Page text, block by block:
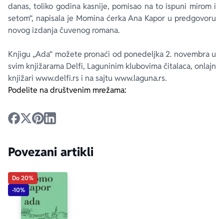
danas, toliko godina kasnije, pomisao na to ispuni mirom i
setom“, napisala je Momina ćerka Ana Kapor u predgovoru
novog izdanja čuvenog romana.
Knjigu „Ada“ možete pronaći od ponedeljka 2. novembra u
svim knjižarama Delfi, Laguninim klubovima čitalaca, onlajn
knjižari www.delfi.rs i na sajtu www.laguna.rs.
Podelite na društvenim mrežama:
Povezani artikli
Do 20%
-10%